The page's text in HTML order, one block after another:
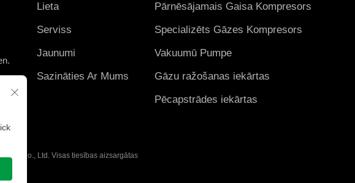
Lieta
Serviss
Jaunumi
Sazināties Ar Mums
Pārnēsājamais Gaisa Kompresors
Specializēts Gāzes Kompresors
Vakuumū Pumpe
Gāzu ražošanas iekārtas
Pēcapstrādes iekārtas
Co., Ltd. Visas tiesības aizsargātas